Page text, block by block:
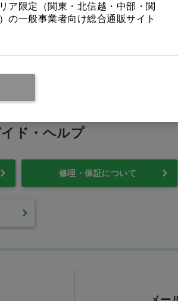
ド・ヘルプ
修理・保証について
ア限定（関東・北信越・中部・関
の一般事業者向け総合通販サイト